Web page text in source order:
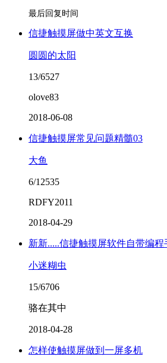
最后回复时间
信捷触摸屏做中英文互换
圆圆的太阳
13/6527
olove83
2018-06-08
信捷触摸屏常见问题精髓03
大鱼
6/12535
RDFY2011
2018-04-29
新新.....信捷触摸屏软件自带编程
小迷糊虫
15/6706
骆在其中
2018-04-28
怎样使触摸屏做到一屏多机